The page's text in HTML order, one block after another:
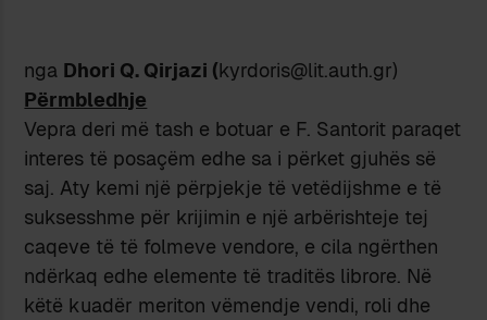
nga Dhori Q. Qirjazi (kyrdoris@lit.auth.gr)
Përmbledhje
Vepra deri më tash e botuar e F. Santorit paraqet
interes të posaçëm edhe sa i përket gjuhës së
saj. Aty kemi një përpjekje të vetëdijshme e të
suksesshme për krijimin e një arbërishteje tej
caqeve të të folmeve vendore, e cila ngërthen
ndërkaq edhe elemente të traditës librore. Në
këtë kuadër meriton vëmendje vendi, roli dhe